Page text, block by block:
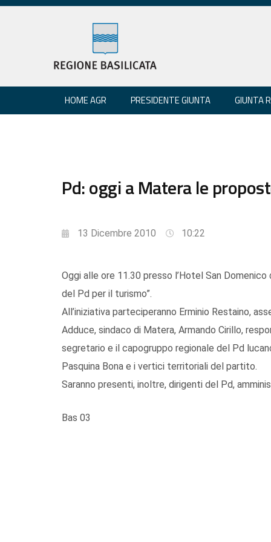
HOME AGR PRESIDENTE GIUNTA GIUNTA
Pd: oggi a Matera le
13 Dicembre 2010 10:22
Oggi alle ore 11.30 presso l’Hotel San
del Pd per il turismo”.
All’iniziativa parteciperanno Erminio Restaino,
Adduce, sindaco di Matera, Armando Cirillo,
segretario e il capogruppo regionale del Pd
Pasquina Bona e i vertici territoriali del partito.
Saranno presenti, inoltre, dirigenti del Pd,
Bas 03